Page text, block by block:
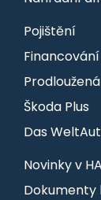
Pojištění
Financování
Škoda Plus
Das
Novinky v
Dokumenty